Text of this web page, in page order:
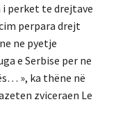
i perket te drejtave
perpara drejt
ne pyetje
e Serbise per ne
», ka thëne në
zviceraen Le